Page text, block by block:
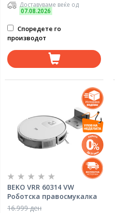
Доставуваме веќе од
07.08.2026
Споредете го
производот
BEKO VRR 60314 VW
Роботска правосмукалка
16.999 ден